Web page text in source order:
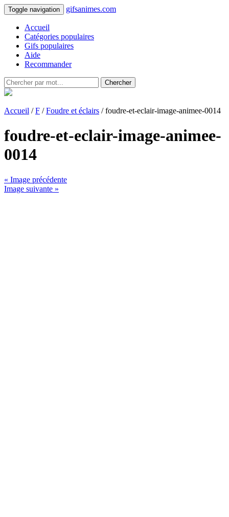
Toggle navigation gifsanimes.com
Accueil
Catégories populaires
Gifs populaires
Aide
Recommander
Chercher
Accueil /F /Foudre et éclairs / foudre-et-eclair-image-animee-0014
foudre-et-eclair-image-animee-
0014
« Image précédente
Image suivante »